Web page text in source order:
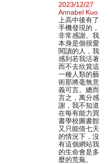
2023/12/27
Annabel Kuo
上高中後有了
手機發現的，
非常感謝。我
本身是個很愛
閱讀的人，我
感到若我活著
而不去欣賞這
一種人類的藝
術那將毫無意
義可言。總而
言之，萬分感
謝，我不知道
在每有能力買
書學校圖書館
又只能借七天
的情況下，沒
有這個網站我
的生命會是多
麼的荒蕪。